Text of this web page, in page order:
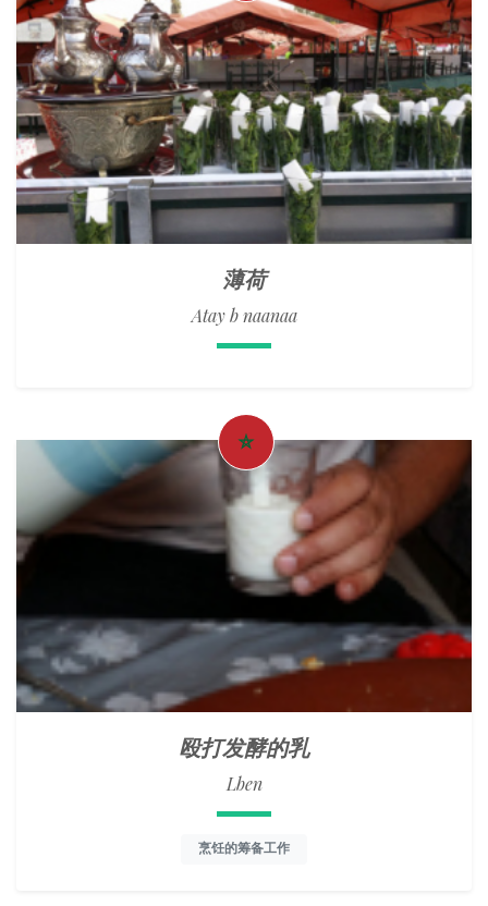
薄荷
Atay b naanaa
殴打发酵的乳
Lben
烹饪的筹备工作